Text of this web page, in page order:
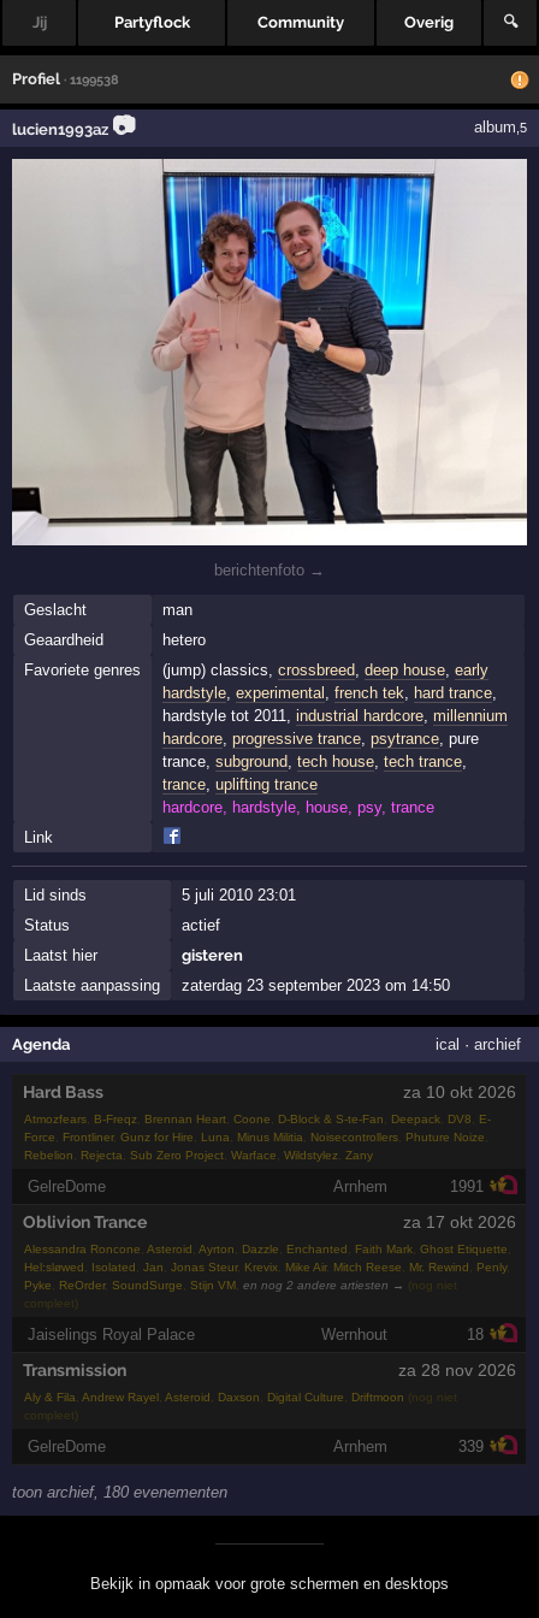
Jij Partyflock Community Overig 🔍
Profiel · 1199538
lucien1993az 📷 album ,5
berichtenfoto →
Geslacht
man
Geaardheid
hetero
Favoriete genres
(jump) classics, crossbreed deep house, early
hardstyle, experimental french tek hard trance,
hardstyle tot 2011, industrial hardcore, millennium
hardcore, progressive trance, psytrance, pure
trance, subground tech house, tech trance,
trance, uplifting trance
hardcore, hardstyle, house, psy, trance
Link
Lid sinds
5 juli 2010 23:01
Status
actief
Laatst hier
gisteren
Laatste aanpassing
zaterdag 23 september 2023 om 14:50
Agenda ical · archief
Hard Bass za 10 okt 2026
Atmozfears, B-Freqz, Brennan Heart,Coone, D-Block & S-te-Fan, Deepack, DV8, E-
Force, Frontliner,Gunz for Hire, Luna, Minus Militia, Noisecontrollers, Phuture Noize,
Rebelion, Rejecta,Sub Zero Project,Warface,Wildstylez,Zany
GelreDome Arnhem 1991
Oblivion Trance za 17 okt 2026
Alessandra Roncone,Asteroid,Ayrton, Dazzle, Enchanted, Faith Mark,Ghost Etiquette,
Hel:sløwed, Isolated,Jan,Jonas Steur, Krevix, Mike Air, Mitch Reese, Mr. Rewind, Penly,
Pyke, ReOrder,SoundSurge,Stijn VM,en nog 2 andere artiesten → (nog niet
compleet)
Jaiselings Royal Palace Wernhout 18
Transmission za 28 nov 2026
Aly & Fila,Andrew Rayel,Asteroid, Daxson, Digital Culture, Driftmoon (nog niet
compleet)
GelreDome Arnhem 339
toon archief, 180 evenementen
Bekijk in opmaak voor grote schermen en desktops